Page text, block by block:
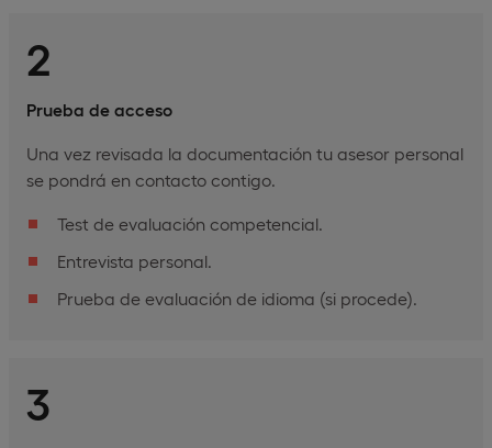
2
Prueba de acceso
Una vez revisada la documentación tu asesor personal
se pondrá en contacto contigo.
Test de evaluación competencial.
Entrevista personal.
Prueba de evaluación de idioma (si procede).
3